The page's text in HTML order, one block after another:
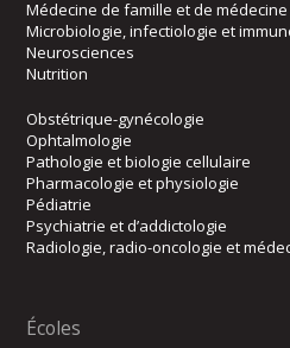
Médecine de famille et de médecine
Microbiologie, infectiologie et
Neurosciences
Nutrition
Obstétrique-gynécologie
Ophtalmologie
Pathologie et biologie cellulaire
Pharmacologie et physiologie
Pédiatrie
Psychiatrie et d’addictologie
Radiologie, radio-oncologie et
Écoles